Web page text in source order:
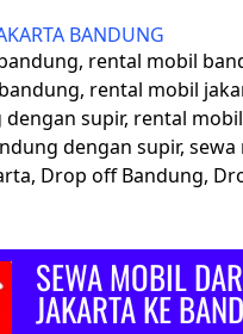
BANDUNG
rental mobil
rental mobil
supir, rental
dengan supir,
Drop off Bandung,
SEWA MOBIL
JAKARTA KE